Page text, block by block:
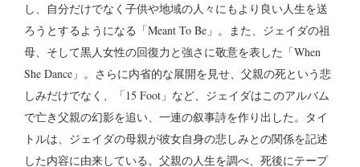
し、自分だけでなく子供や地域の人々にもより良い人生を送
ろうとするようになる「Meant To Be」。また、ジェイダの祖
母、そして黒人女性の回復力と強さに敬意を表した「When
She Dance」。さらに内省的な展開を見せ、父親の死という悲
しみだけでなく、「15 Foot」など、ジェイダはこのアルバム
で亡き父親の幻影を追い、一連の叙事詩を作り出した。タイ
トルは、ジェイダの母親が彼女自身の悲しみとの関係を記述
した内容に由来している。父親の人生を調べ、死後にテープ